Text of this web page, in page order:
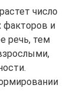
число
факторов и
речь, тем